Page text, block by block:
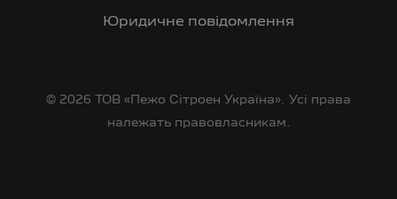
Юридичне повідомлення
© 2026 ТОВ «Пежо Сітроен Україна». Усі права
належать правовласникам.